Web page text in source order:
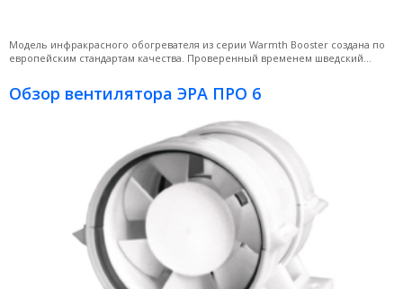
Модель инфракрасного обогревателя из серии Warmth Booster создана по
европейским стандартам качества. Проверенный временем шведский...
Обзор вентилятора ЭРА ПРО 6